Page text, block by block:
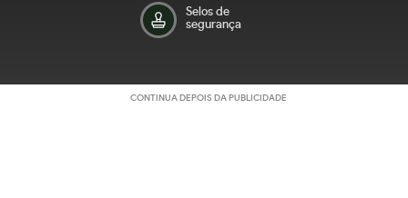
Selos de
segurança
CONTINUA DEPOIS DA PUBLICIDADE